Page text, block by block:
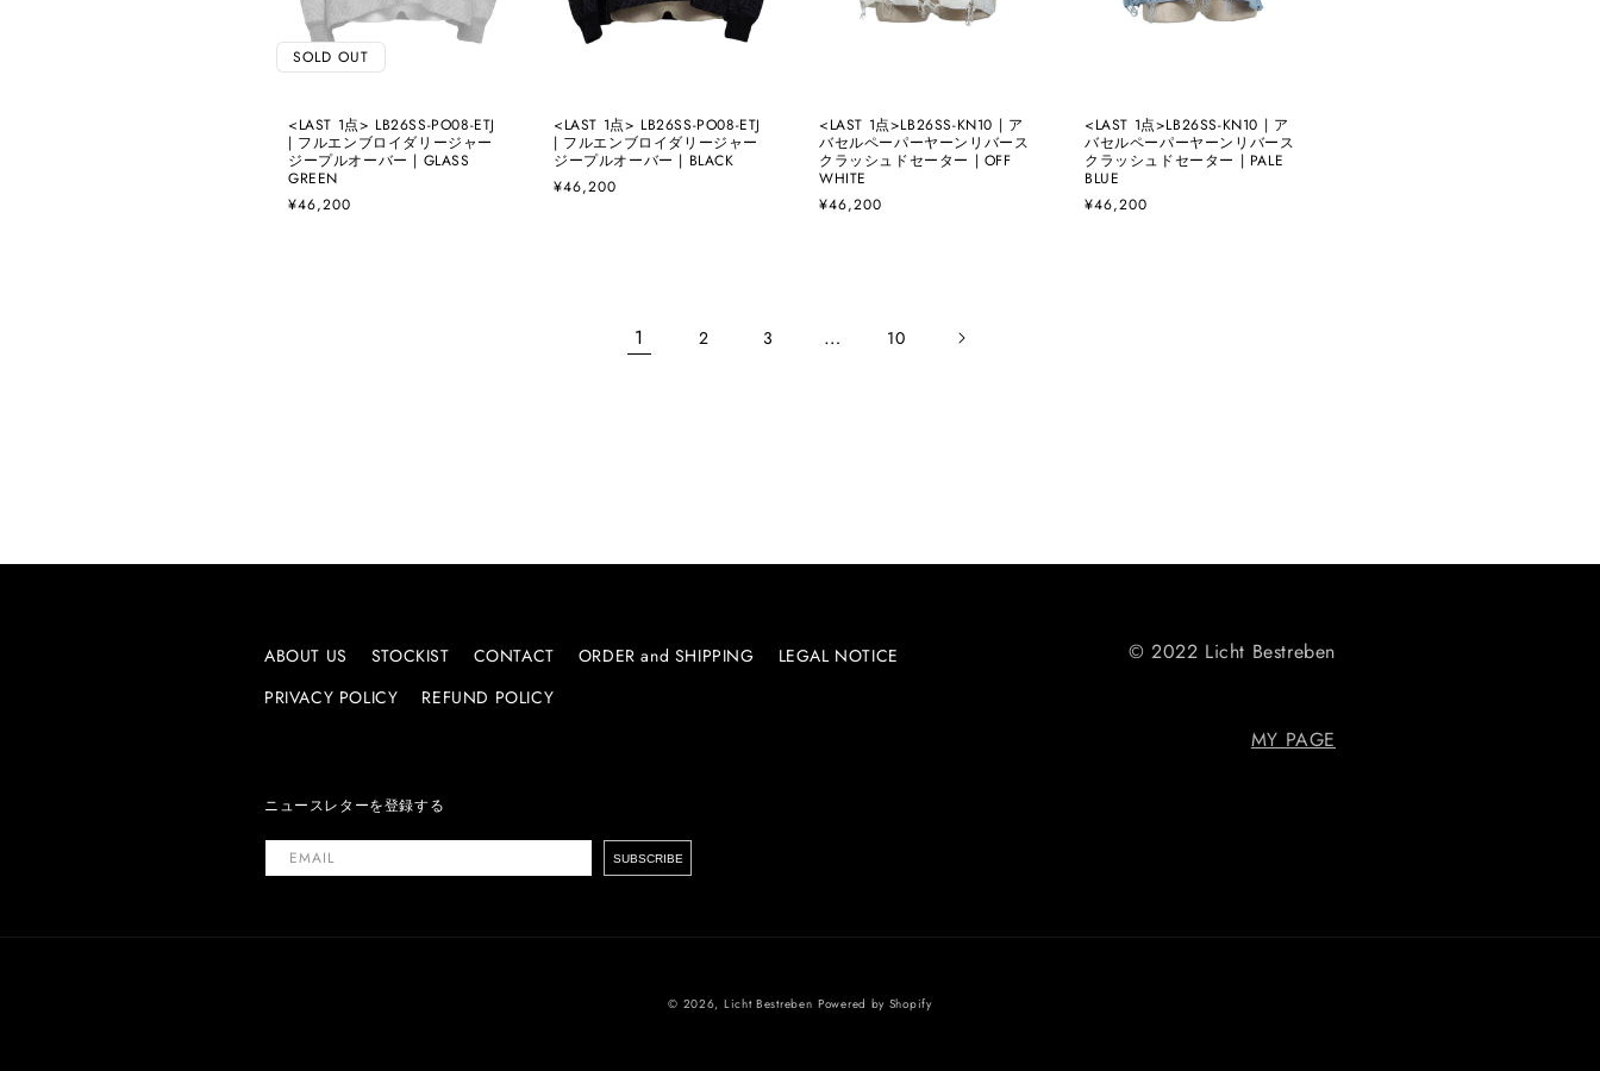
SOLD OUT
<LAST 1点> LB26SS-PO08-ETJ
| フルエンブロイダリージャー
ジープルオーバー | GLASS
GREEN
通
¥46,200
<LAST 1点> LB26SS-PO08-ETJ
| フルエンブロイダリージャー
ジープルオーバー | BLACK
通
¥46,200
<LAST 1点>LB26SS-KN10 | ア
バセルペーパーヤーンリバース
クラッシュドセーター | OFF
WHITE
通
¥46,200
<LAST 1点>LB26SS-KN10 | ア
バセルペーパーヤーンリバース
クラッシュドセーター | PALE
BLUE
通
¥46,200
1 2 3 … 10
ABOUT US STOCKIST CONTACT ORDER and SHIPPING
LEGAL NOTICE
PRIVACY POLICY
REFUND POLICY
© 2022 Licht Bestreben
MY PAGE
ニュースレターを登録する
EMAIL
© 2026, Licht Bestreben Powered by Shopify